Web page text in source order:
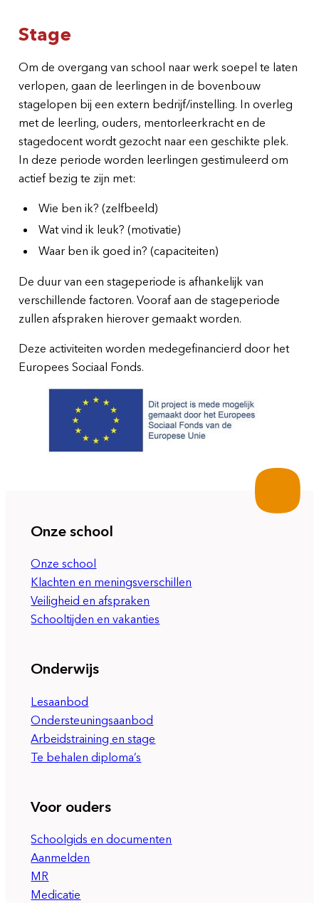
Stage
Om de overgang van school naar werk soepel te laten
verlopen, gaan de leerlingen in de bovenbouw
stagelopen bij een extern bedrijf/instelling. In overleg
met de leerling, ouders, mentorleerkracht en de
stagedocent wordt gezocht naar een geschikte plek.
In deze periode worden leerlingen gestimuleerd om
actief bezig te zijn met:
Wie ben ik? (zelfbeeld)
Wat vind ik leuk? (motivatie)
Waar ben ik goed in? (capaciteiten)
De duur van een stageperiode is afhankelijk van
verschillende factoren. Vooraf aan de stageperiode
zullen afspraken hierover gemaakt worden.
Deze activiteiten worden medegefinancierd door het
Europees Sociaal Fonds.
Onze school
Onze school
Klachten en meningsverschillen
Veiligheid en afspraken
Schooltijden en vakanties
Onderwijs
Lesaanbod
Ondersteuningsaanbod
Arbeidstraining en stage
Te behalen diploma’s
Voor ouders
Schoolgids en documenten
Aanmelden
MR
Medicatie